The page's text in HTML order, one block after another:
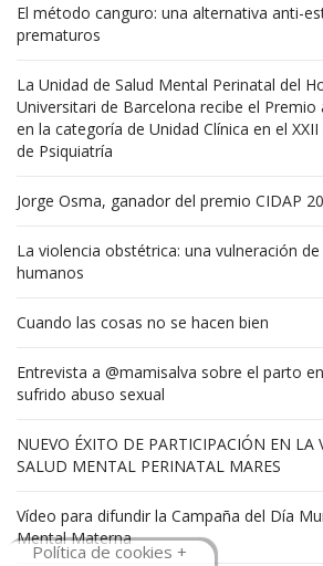
El método canguro: una alternativa anti-
prematuros
La Unidad de Salud Mental Perinatal del
Universitari de Barcelona recibe el Premio
en la categoría de Unidad Clínica en el
de Psiquiatría
Jorge Osma, ganador del premio CIDAP
La violencia obstétrica: una vulneración
humanos
Cuando las cosas no se hacen bien
Entrevista a @mamisalva sobre el parto
sufrido abuso sexual
NUEVO ÉXITO DE PARTICIPACIÓN EN LA
SALUD MENTAL PERINATAL MARES
Vídeo para difundir la Campaña del Día
Mental Materna
Política de cookies +